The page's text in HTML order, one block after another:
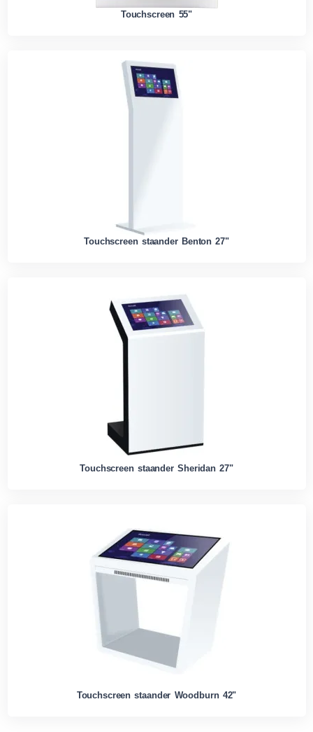
Touchscreen 55"
Touchscreen staander Benton 27"
Touchscreen staander Sheridan 27"
Touchscreen staander Woodburn 42"